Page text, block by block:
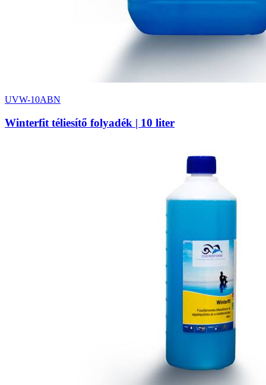
UVW-10ABN
Winterfit téliesítő folyadék | 10 liter